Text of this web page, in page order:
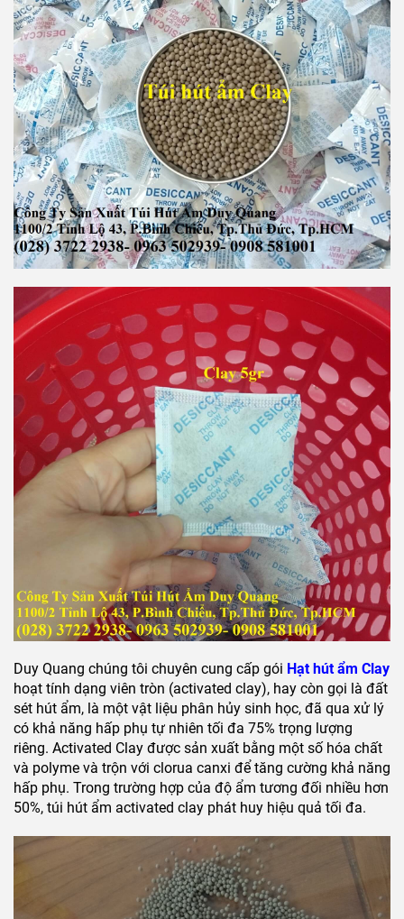
Duy Quang chúng tôi chuyên cung cấp gói Hạt hút ẩm Clay
hoạt tính dạng viên tròn (activated clay), hay còn gọi là đất
sét hút ẩm, là một vật liệu phân hủy sinh học, đã qua xử lý
có khả năng hấp phụ tự nhiên tối đa 75% trọng lượng
riêng. Activated Clay được sản xuất bằng một số hóa chất
và polyme và trộn với clorua canxi để tăng cường khả năng
hấp phụ. Trong trường hợp của độ ẩm tương đối nhiều hơn
50%, túi hút ẩm activated clay phát huy hiệu quả tối đa.